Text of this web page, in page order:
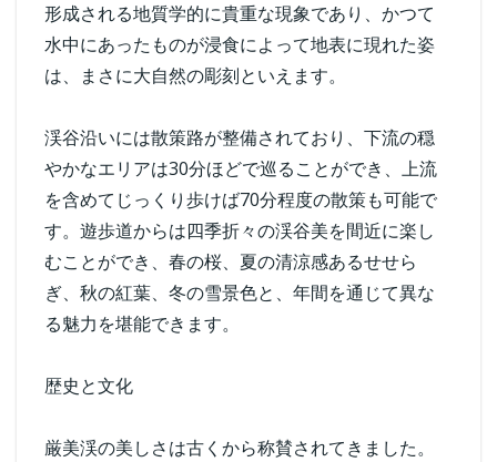
形成される地質学的に貴重な現象であり、かつて
水中にあったものが浸食によって地表に現れた姿
は、まさに大自然の彫刻といえます。
渓谷沿いには散策路が整備されており、下流の穏
やかなエリアは30分ほどで巡ることができ、上流
を含めてじっくり歩けば70分程度の散策も可能で
す。遊歩道からは四季折々の渓谷美を間近に楽し
むことができ、春の桜、夏の清涼感あるせせら
ぎ、秋の紅葉、冬の雪景色と、年間を通じて異な
る魅力を堪能できます。
歴史と文化
厳美渓の美しさは古くから称賛されてきました。